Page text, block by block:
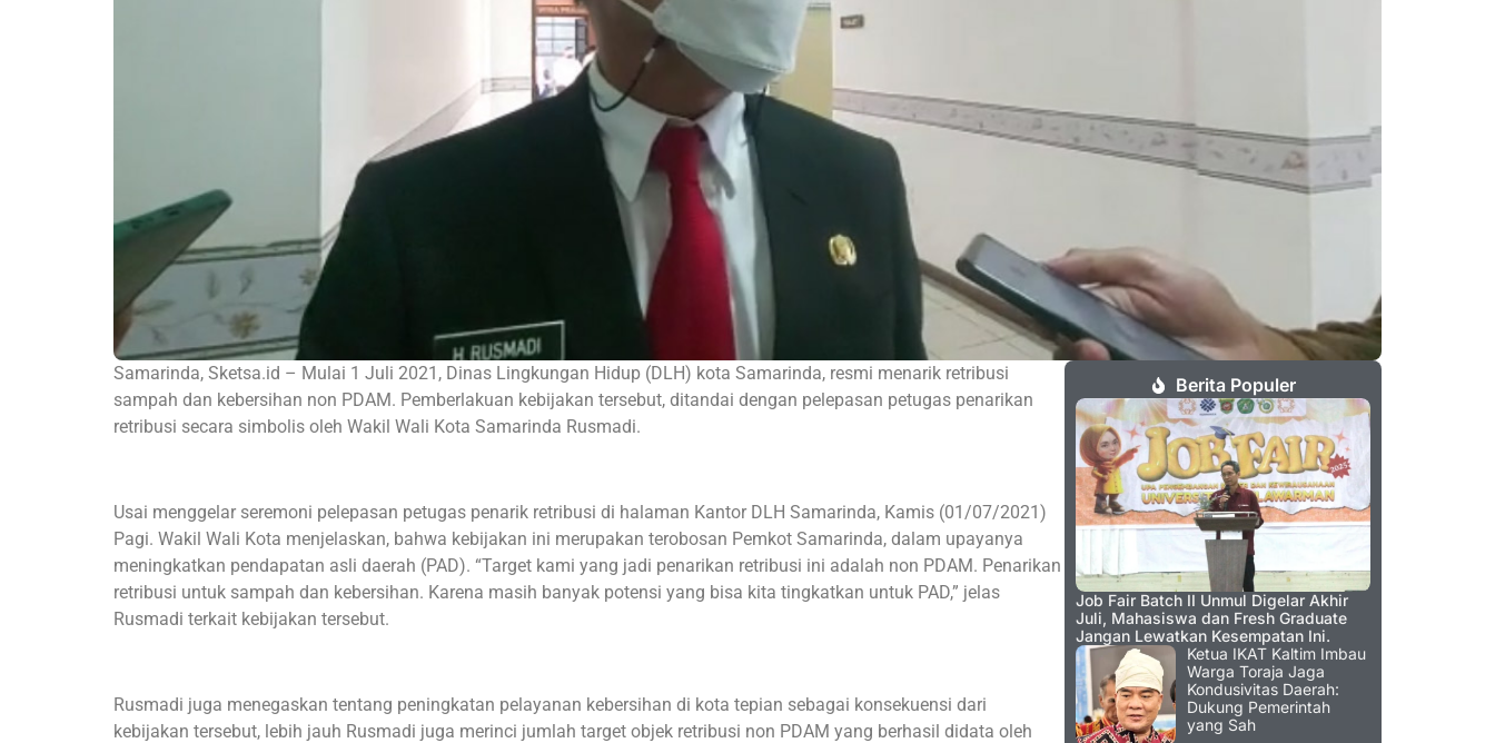
Samarinda, Sketsa.id – Mulai 1 Juli 2021, Dinas Lingkungan Hidup (DLH) kota Samarinda, resmi menarik retribusi
sampah dan kebersihan non PDAM. Pemberlakuan kebijakan tersebut, ditandai dengan pelepasan petugas penarikan
retribusi secara simbolis oleh Wakil Wali Kota Samarinda Rusmadi.
Usai menggelar seremoni pelepasan petugas penarik retribusi di halaman Kantor DLH Samarinda, Kamis (01/07/2021)
Pagi. Wakil Wali Kota menjelaskan, bahwa kebijakan ini merupakan terobosan Pemkot Samarinda, dalam upayanya
meningkatkan pendapatan asli daerah (PAD). “Target kami yang jadi penarikan retribusi ini adalah non PDAM. Penarikan
retribusi untuk sampah dan kebersihan. Karena masih banyak potensi yang bisa kita tingkatkan untuk PAD,” jelas
Rusmadi terkait kebijakan tersebut.
Rusmadi juga menegaskan tentang peningkatan pelayanan kebersihan di kota tepian sebagai konsekuensi dari
kebijakan tersebut, lebih jauh Rusmadi juga merinci jumlah target objek retribusi non PDAM yang berhasil didata oleh
Berita Populer
Job Fair Batch II Unmul Digelar Akhir
Juli, Mahasiswa dan Fresh Graduate
Jangan Lewatkan Kesempatan Ini.
Ketua IKAT Kaltim Imbau
Warga Toraja Jaga
Kondusivitas Daerah:
Dukung Pemerintah
yang Sah